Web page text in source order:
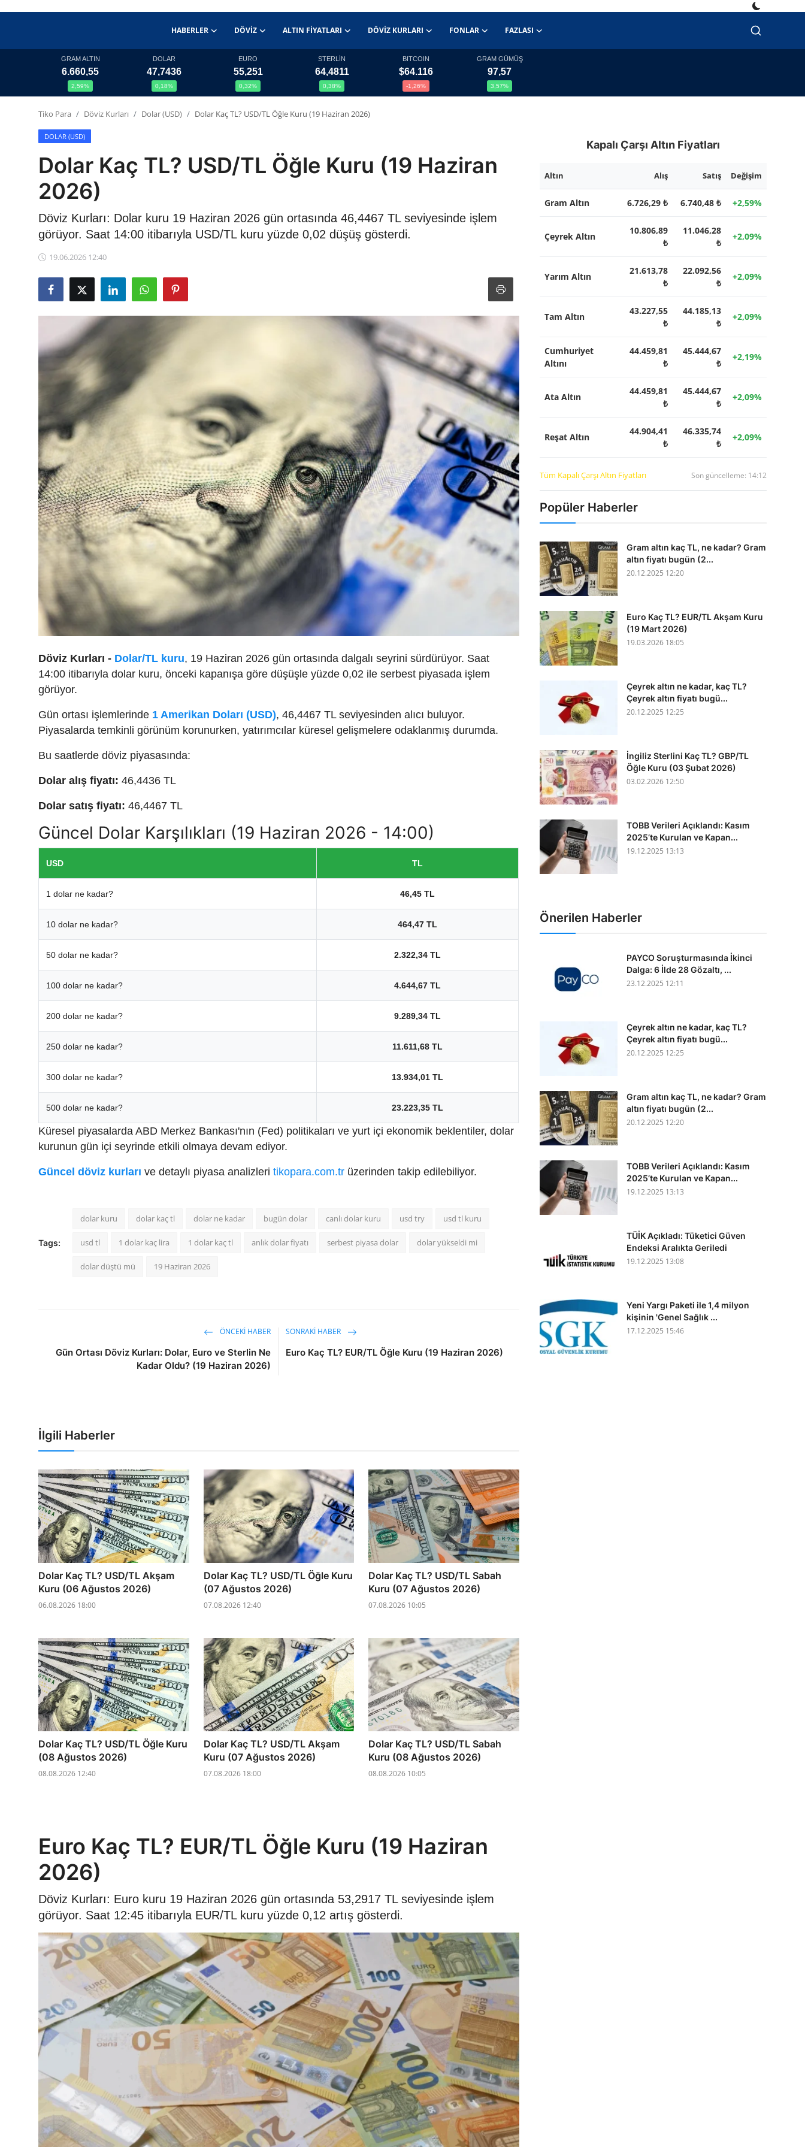
HABERLER DÖVIZ ALTIN FIYATLARI DÖVIZ KURLARI FONLAR FAZLASI
Altın Fiyatları
Döviz Kurları
Kripto Paralar
Çeviriciler
TCMB Kurları
Kapalı Çarşı
Şirket Haberleri
GRAM ALTIN
6.660,55
2,59%
DOLAR
47,7436
0,18%
EURO
55,251
0,32%
STERLİN
64,4811
0,38%
BITCOIN
$64.116
-1,26%
GRAM GÜMÜŞ
97,57
3,57%
Tiko Para Döviz Kurları Dolar (USD) Dolar Kaç TL? USD/TL Öğle Kuru (19 Haziran 2026)
DOLAR (USD)
Dolar Kaç TL? USD/TL Öğle Kuru (19 Haziran
2026)
Döviz Kurları: Dolar kuru 19 Haziran 2026 gün ortasında 46,4467 TL seviyesinde işlem
görüyor. Saat 14:00 itibarıyla USD/TL kuru yüzde 0,02 düşüş gösterdi.
19.06.2026 12:40
Döviz Kurları - Dolar/TL kuru, 19 Haziran 2026 gün ortasında dalgalı seyrini sürdürüyor. Saat
14:00 itibarıyla dolar kuru, önceki kapanışa göre düşüşle yüzde 0,02 ile serbest piyasada işlem
görüyor.
Gün ortası işlemlerinde 1 Amerikan Doları (USD), 46,4467 TL seviyesinden alıcı buluyor.
Piyasalarda temkinli görünüm korunurken, yatırımcılar küresel gelişmelere odaklanmış durumda.
Bu saatlerde döviz piyasasında:
Dolar alış fiyatı: 46,4436 TL
Dolar satış fiyatı: 46,4467 TL
Güncel Dolar Karşılıkları (19 Haziran 2026 - 14:00)
USD TL
1 dolar ne kadar? 46,45 TL
10 dolar ne kadar? 464,47 TL
50 dolar ne kadar? 2.322,34 TL
100 dolar ne kadar? 4.644,67 TL
200 dolar ne kadar? 9.289,34 TL
250 dolar ne kadar? 11.611,68 TL
300 dolar ne kadar? 13.934,01 TL
500 dolar ne kadar? 23.223,35 TL
Küresel piyasalarda ABD Merkez Bankası'nın (Fed) politikaları ve yurt içi ekonomik beklentiler, dolar
kurunun gün içi seyrinde etkili olmaya devam ediyor.
Güncel döviz kurları ve detaylı piyasa analizleri tikopara.com.tr üzerinden takip edilebiliyor.
Tags:
dolar kuru dolar kaç tl dolar ne kadar bugün dolar canlı dolar kuru usd try usd tl kuru
usd tl 1 dolar kaç lira 1 dolar kaç tl anlık dolar fiyatı serbest piyasa dolar dolar yükseldi mi
dolar düştü mü 19 Haziran 2026
ÖNCEKI HABER
Gün Ortası Döviz Kurları: Dolar, Euro ve Sterlin Ne
Kadar Oldu? (19 Haziran 2026)
SONRAKI HABER
Euro Kaç TL? EUR/TL Öğle Kuru (19 Haziran 2026)
İlgili Haberler
Dolar Kaç TL? USD/TL Akşam
Kuru (06 Ağustos 2026)
06.08.2026 18:00
Dolar Kaç TL? USD/TL Öğle Kuru
(07 Ağustos 2026)
07.08.2026 12:40
Dolar Kaç TL? USD/TL Sabah
Kuru (07 Ağustos 2026)
07.08.2026 10:05
Dolar Kaç TL? USD/TL Öğle Kuru
(08 Ağustos 2026)
08.08.2026 12:40
Dolar Kaç TL? USD/TL Akşam
Kuru (07 Ağustos 2026)
07.08.2026 18:00
Dolar Kaç TL? USD/TL Sabah
Kuru (08 Ağustos 2026)
08.08.2026 10:05
Euro Kaç TL? EUR/TL Öğle Kuru (19 Haziran
2026)
Döviz Kurları: Euro kuru 19 Haziran 2026 gün ortasında 53,2917 TL seviyesinde işlem
görüyor. Saat 12:45 itibarıyla EUR/TL kuru yüzde 0,12 artış gösterdi.
Kapalı Çarşı Altın Fiyatları
Altın Alış Satış Değişim
Gram Altın 6.726,29 ₺ 6.740,48 ₺ +2,59%
Çeyrek Altın
10.806,89
₺
11.046,28
₺
+2,09%
Yarım Altın
21.613,78
₺
22.092,56
₺
+2,09%
Tam Altın
43.227,55
₺
44.185,13
₺
+2,09%
Cumhuriyet
Altını
44.459,81
₺
45.444,67
₺
+2,19%
Ata Altın
44.459,81
₺
45.444,67
₺
+2,09%
Reşat Altın
44.904,41
₺
46.335,74
₺
+2,09%
Tüm Kapalı Çarşı Altın Fiyatları Son güncelleme: 14:12
Popüler Haberler
Gram altın kaç TL, ne kadar? Gram
altın fiyatı bugün (2...
20.12.2025 12:20
Euro Kaç TL? EUR/TL Akşam Kuru
(19 Mart 2026)
19.03.2026 18:05
Çeyrek altın ne kadar, kaç TL?
Çeyrek altın fiyatı bugü...
20.12.2025 12:25
İngiliz Sterlini Kaç TL? GBP/TL
Öğle Kuru (03 Şubat 2026)
03.02.2026 12:50
TOBB Verileri Açıklandı: Kasım
2025’te Kurulan ve Kapan...
19.12.2025 13:13
Önerilen Haberler
PAYCO Soruşturmasında İkinci
Dalga: 6 İlde 28 Gözaltı, ...
23.12.2025 12:11
Çeyrek altın ne kadar, kaç TL?
Çeyrek altın fiyatı bugü...
20.12.2025 12:25
Gram altın kaç TL, ne kadar? Gram
altın fiyatı bugün (2...
20.12.2025 12:20
TOBB Verileri Açıklandı: Kasım
2025’te Kurulan ve Kapan...
19.12.2025 13:13
TÜİK Açıkladı: Tüketici Güven
Endeksi Aralıkta Geriledi
19.12.2025 13:08
Yeni Yargı Paketi ile 1,4 milyon
kişinin 'Genel Sağlık ...
17.12.2025 15:46